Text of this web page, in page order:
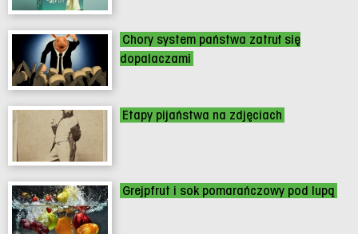
Chory system państwa zatruł się
dopalaczami
Etapy pijaństwa na zdjęciach
Grejpfrut i sok pomarańczowy pod lupą